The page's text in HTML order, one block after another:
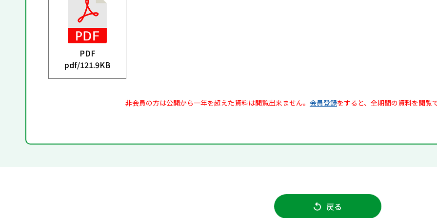
PDF
pdf/121.9KB
非会員の方は公開から一年を超えた資料は閲覧出来ません。 会員登録をすると、全期間の資料を閲覧
戻る